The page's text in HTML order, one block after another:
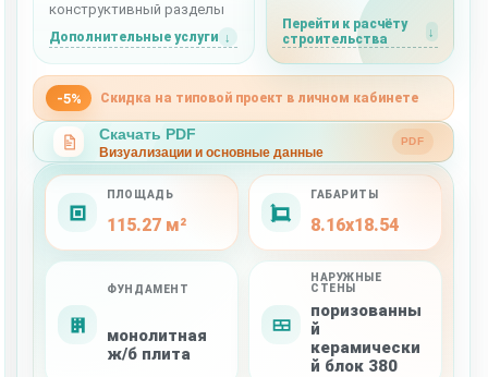
ПЛОЩАДЬ
115.27 м²
ГАБАРИТЫ
8.16x18.54
ФУНДАМЕНТ
монолитная
ж/б плита
НАРУЖНЫЕ
СТЕНЫ
поризованны
й
керамически
й блок 380
конструктивный разделы
Дополнительные услуги
Перейти к расчёту
строительства
-5% Скидка на типовой проект в личном кабинете
Скачать PDF
Визуализации и основные данные
PDF